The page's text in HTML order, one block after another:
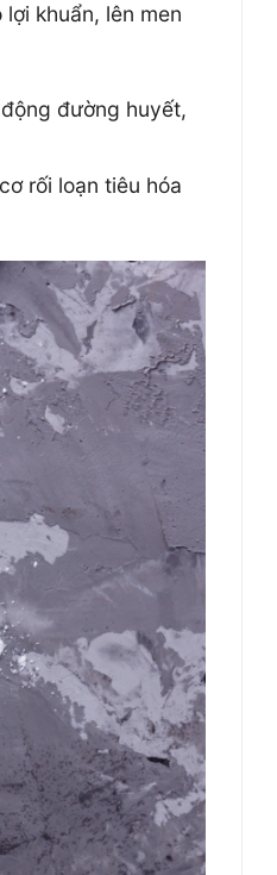
khuẩn, lên men
đường huyết,
rối loạn tiêu hóa